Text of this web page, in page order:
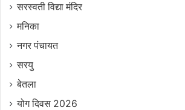
सरस्‍वती विद्या मंदिर
मनिका
नगर पंचायत
सरयु
बेतला
योग दिवस 2026